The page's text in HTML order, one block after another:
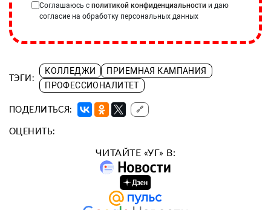
Соглашаюсь с политикой конфиденциальности и даю
согласие на обработку персональных данных
ТЭГИ:
КОЛЛЕДЖИ
ПРИЕМНАЯ КАМПАНИЯ
ПРОФЕССИОНАЛИТЕТ
ПОДЕЛИТЬСЯ: 🔗
ОЦЕНИТЬ:
ЧИТАЙТЕ «УГ» В: